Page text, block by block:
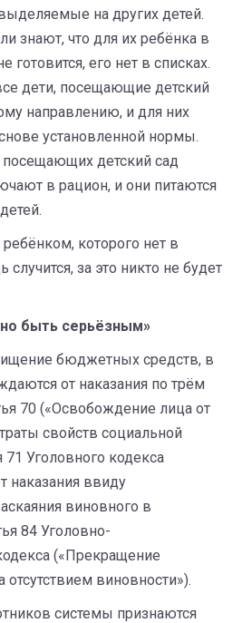
на других детей.
знают, что для их ребёнка в
готовится, его нет в списках.
дети, посещающие детский
направлению, и для них
установленной нормы.
посещающих детский сад
в рацион, и они питаются
которого нет в
случится, за это никто не будет
быть серьёзным»
бюджетных средств, в
от наказания по трём
70 («Освобождение лица от
свойств социальной
71 Уголовного кодекса
наказания ввиду
виновного в
84 Уголовно-
(«Прекращение
отсутствием виновности»).
системы признаются